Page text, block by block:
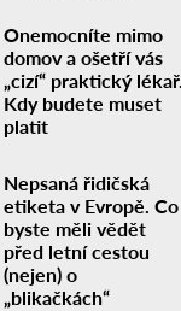
Onemocníte mimo
domov a ošetří vás
„cizí“ praktický lékař.
Kdy budete muset
platit
Nepsaná řidičská
etiketa v Evropě. Co
byste měli vědět
před letní cestou
(nejen) o
„blikačkách“